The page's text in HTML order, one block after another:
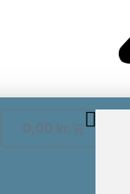
0,00 kr.